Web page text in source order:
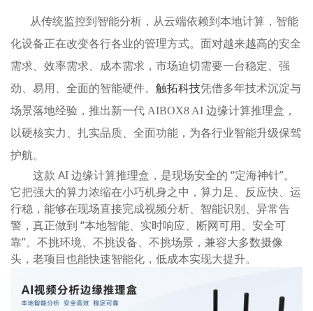
从传统监控到智能分析，从云端依赖到本地计算，智能
化设备正在改变各行各业的管理方式。面对越来越高的安全
需求、效率需求、成本需求，市场迫切需要一台稳定、强
劲、易用、全面的智能硬件。 触拓科技凭借多年技术沉淀与
场景落地经验，推出新一代 AIBOX8 AI 边缘计算推理盒，
以硬核实力、扎实品质、全面功能，为各行业智能升级保驾
护航。
这款 AI 边缘计算推理盒，是现场安全的 “定海神针”。
它把强大的算力浓缩在小巧机身之中，算力足、反应快、运
行稳，能够在现场直接完成视频分析、智能识别、异常告
警，真正做到 “本地智能、实时响应、断网可用、安全可
靠”。不挑环境、不挑设备、不挑场景，兼容大多数摄像
头，老项目也能快速智能化，低成本实现大提升。